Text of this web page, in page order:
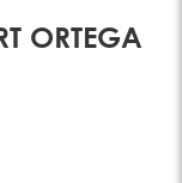
ORTEGA